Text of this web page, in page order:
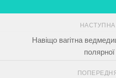
НАСТУПНА
Навіщо вагітна
полярної
ПОПЕРЕДНЯ